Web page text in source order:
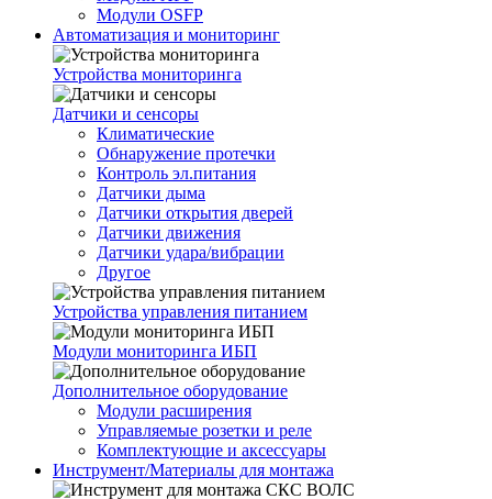
Модули OSFP
Автоматизация и мониторинг
Устройства мониторинга
Датчики и сенсоры
Климатические
Обнаружение протечки
Контроль эл.питания
Датчики дыма
Датчики открытия дверей
Датчики движения
Датчики удара/вибрации
Другое
Устройства управления питанием
Модули мониторинга ИБП
Дополнительное оборудование
Модули расширения
Управляемые розетки и реле
Комплектующие и аксессуары
Инструмент/Материалы для монтажа